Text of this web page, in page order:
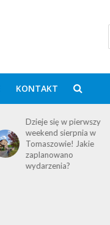
KONTAKT
X Gomunickie Święto
Miodu z Andre i
Golec uOrkiestra już
w sobotę!